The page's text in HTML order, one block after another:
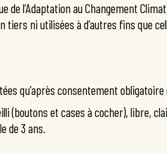
de l’Adaptation au Changement
tiers ni utilisées à d’autres fins que
qu’après consentement obligatoire
(boutons et cases à cocher), libre,
de 3 ans.